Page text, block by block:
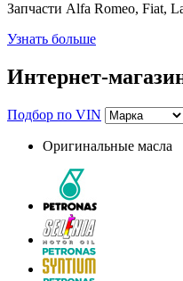
Запчасти Alfa Romeo, Fiat,
Узнать больше
Интернет-
Подбор по VIN
Оригинальные масла